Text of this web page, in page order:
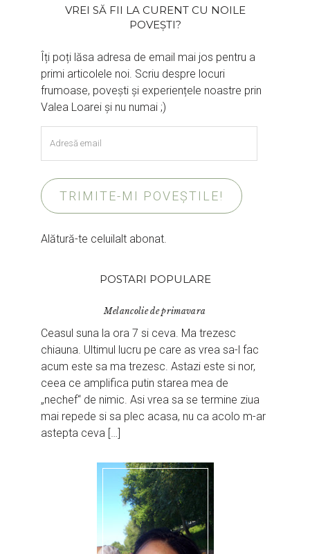
VREI SĂ FII LA CURENT CU NOILE
POVEȘTI?
Îți poți lăsa adresa de email mai jos pentru a
primi articolele noi. Scriu despre locuri
frumoase, povești și experiențele noastre prin
Valea Loarei și nu numai ;)
email
TRIMITE-MI POVEȘTILE!
Alătură-te celuilalt abonat.
POSTARI POPULARE
Melancolie de primavara
Ceasul suna la ora 7 si ceva. Ma trezesc
chiauna. Ultimul lucru pe care as vrea sa-l fac
acum este sa ma trezesc. Astazi este si nor,
ceea ce amplifica putin starea mea de
„nechef“ de nimic. Asi vrea sa se termine ziua
mai repede si sa plec acasa, nu ca acolo m-ar
astepta ceva […]